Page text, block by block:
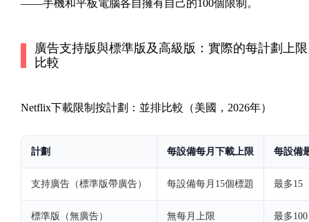
——手機和平板電腦各自擁有自己的100個限制。
廣告支持版與標準版及高級版：實際的每計劃上限
比較
Netflix下載限制按計劃：並排比較（美國，2026年）
計劃 每設備每月下載上限 每設備
支持廣告（標準版帶廣告） 每設備每月15個標題 最多15
標準版（無廣告） 無每月上限 最多100